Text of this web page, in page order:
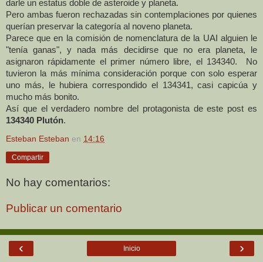
darle un estatus doble de asteroide y planeta.
Pero ambas fueron rechazadas sin contemplaciones por quienes
querían preservar la categoría al noveno planeta.
Parece que en la comisión de nomenclatura de la UAI alguien le
"tenía ganas", y nada más decidirse que no era planeta, le
asignaron rápidamente el primer número libre, el 134340. No
tuvieron la más mínima consideración porque con solo esperar
uno más, le hubiera correspondido el 134341, casi capicúa y
mucho más bonito.
Así que el verdadero nombre del protagonista de este post es
134340 Plutón.
Esteban Esteban en 14:16
Compartir
No hay comentarios:
Publicar un comentario
‹ ›
Inicio